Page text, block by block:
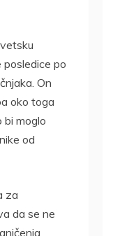
posledice po
On
oko toga
bi moglo
od
za
da se ne